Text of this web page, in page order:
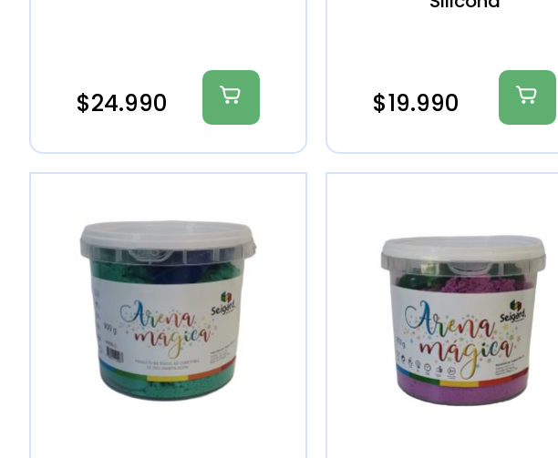
$24.990 $19.990